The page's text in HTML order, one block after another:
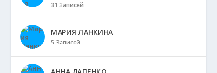
31 Записей
МАРИЯ ЛАНКИНА
5 Записей